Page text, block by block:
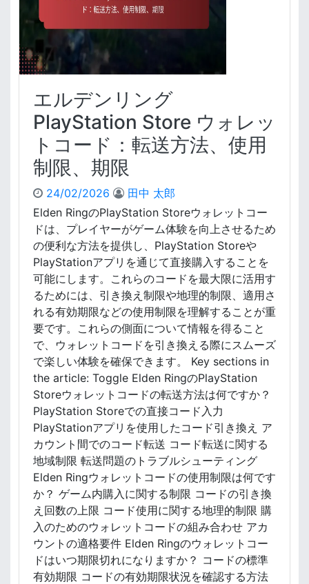
ク
ス
ト
ア
ク
セ
ス
：
ア
ン
ロ
ッ
ク
プ
ロ
ス
コ
ン
テ
ン
ツ
の
利
用
可
能
性
エルデンリング
PlayStation Store ウォレッ
トコード：転送方法、使用
制限、期限
24/02/2026
田中 太郎
Elden RingのPlayStation Storeウォレットコー
ドは、プレイヤーがゲーム体験を向上させるため
の便利な方法を提供し、PlayStation Storeや
PlayStationアプリを通じて直接購入することを
可能にします。これらのコードを最大限に活用す
るためには、引き換え制限や地理的制限、適用さ
れる有効期限などの使用制限を理解することが重
要です。これらの側面について情報を得ること
で、ウォレットコードを引き換える際にスムーズ
で楽しい体験を確保できます。 Key sections in
the article: Toggle Elden RingのPlayStation
Storeウォレットコードの転送方法は何ですか？
PlayStation Storeでの直接コード入力
PlayStationアプリを使用したコード引き換え ア
カウント間でのコード転送 コード転送に関する
地域制限 転送問題のトラブルシューティング
Elden Ringウォレットコードの使用制限は何です
か？ ゲーム内購入に関する制限 コードの引き換
え回数の上限 コード使用に関する地理的制限 購
入のためのウォレットコードの組み合わせ アカ
ウントの適格要件 Elden Ringのウォレットコー
ドはいつ期限切れになりますか？ コードの標準
有効期限 コードの有効期限状況を確認する方法